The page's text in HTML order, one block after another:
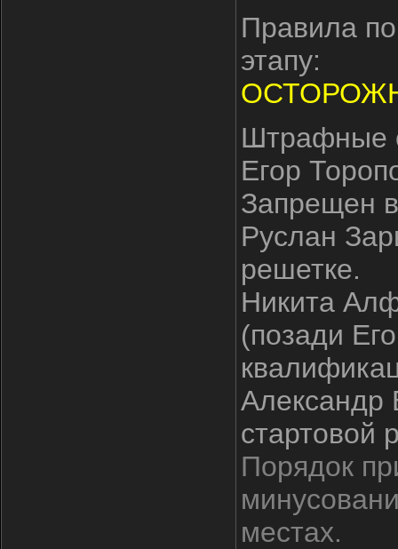
Правила
этапу:
Штрафные
Егор
Запрещен
Руслан
решетке.
Никита
(позади
Александр
стартовой
Порядок
местах.